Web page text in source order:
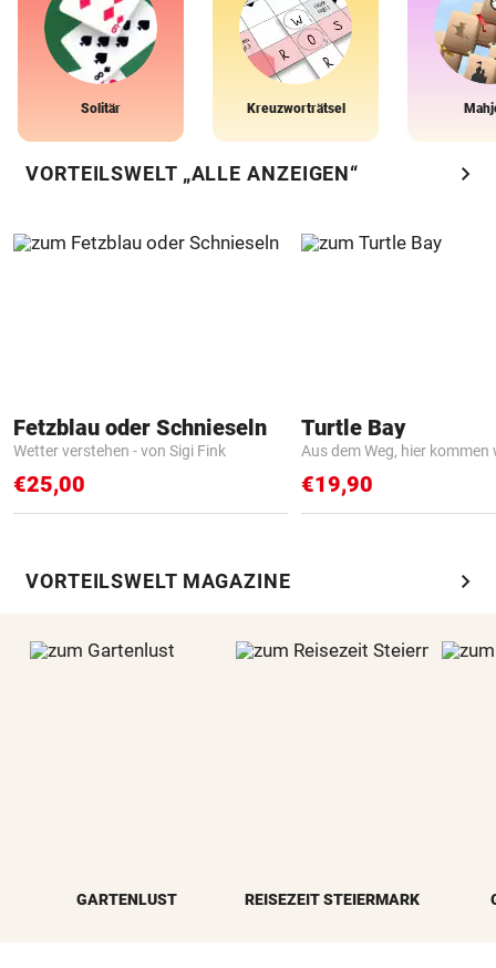
Solitär Kreuzworträtsel
VORTEILSWELT „ALLE ANZEIGEN“ chevron_right
Fetzblau oder Schnieseln
Wetter verstehen - von Sigi Fink
€25,00
Turtle Bay
Aus dem Weg, hier kommen
€19,90
VORTEILSWELT MAGAZINE chevron_right
GARTENLUST REISEZEIT STEIERMARK